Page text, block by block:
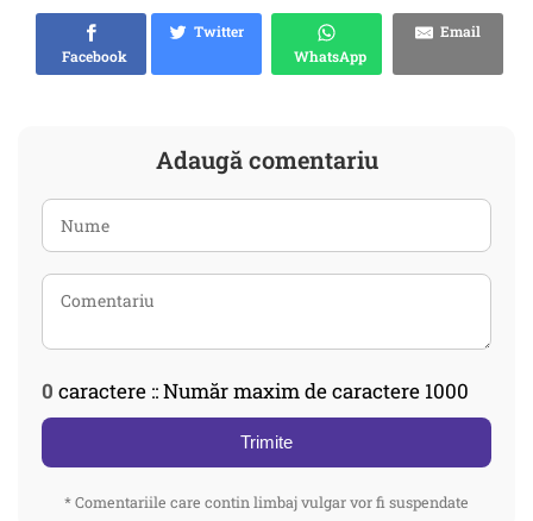
Facebook
Twitter
WhatsApp
Email
Adaugă comentariu
0 caractere :: Număr maxim de caractere 1000
Trimite
* Comentariile care contin limbaj vulgar vor fi suspendate